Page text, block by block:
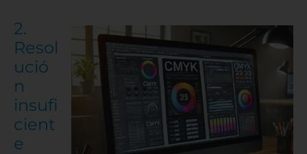
2.
Resol
ució
n
insufi
cient
e